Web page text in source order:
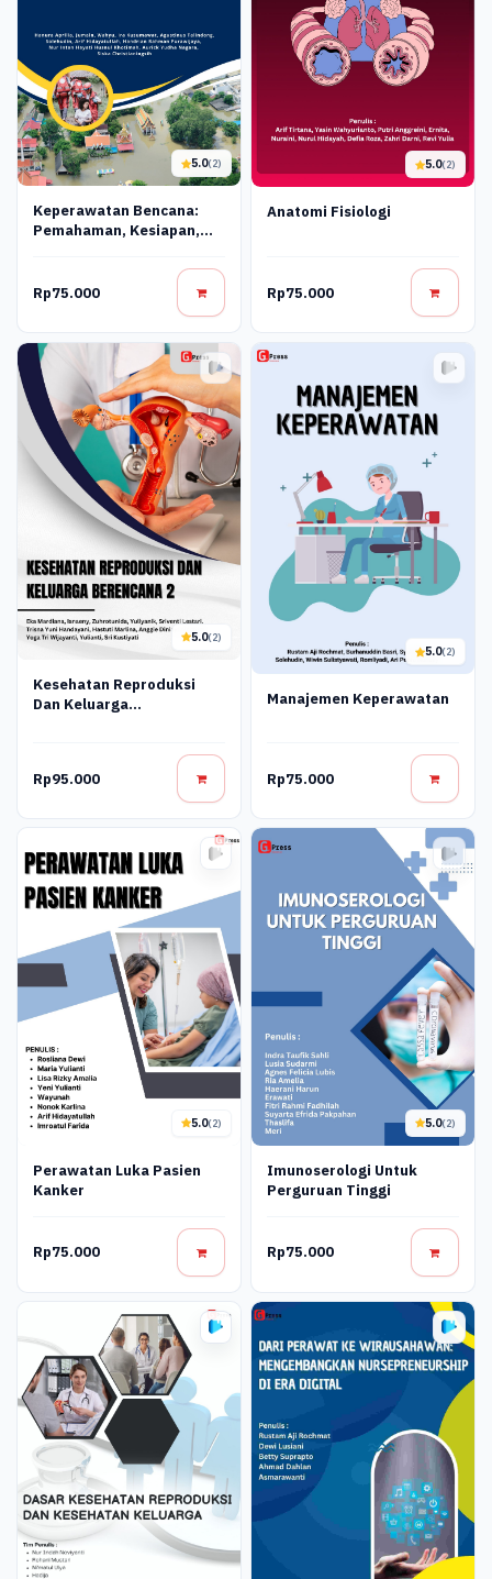
5.0(2)
Keperawatan Bencana:
Pemahaman, Kesiapan,
Rp75.000
5.0(2)
Anatomi Fisiologi
Rp75.000
5.0(2)
Kesehatan Reproduksi
Dan Keluarga
Rp95.000
5.0(2)
Manajemen Keperawatan
Rp75.000
5.0(2)
Perawatan Luka Pasien
Kanker
Rp75.000
5.0(2)
Imunoserologi Untuk
Perguruan Tinggi
Rp75.000